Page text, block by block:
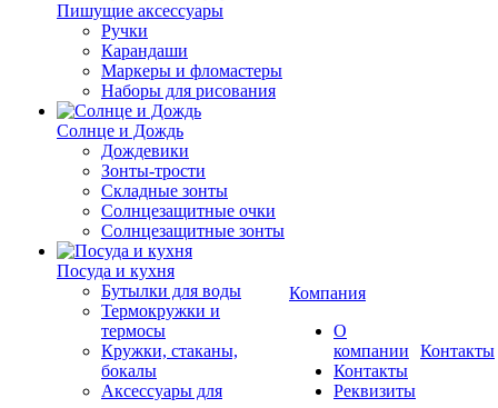
Пишущие аксессуары
Ручки
Карандаши
Маркеры и фломастеры
Наборы для рисования
Солнце и Дождь
Дождевики
Зонты-трости
Складные зонты
Солнцезащитные очки
Солнцезащитные зонты
Посуда и кухня
Бутылки для воды
Термокружки и
термосы
Кружки, стаканы,
бокалы
Аксессуары для
Компания
О
компании
Контакты
Реквизиты
Контакты